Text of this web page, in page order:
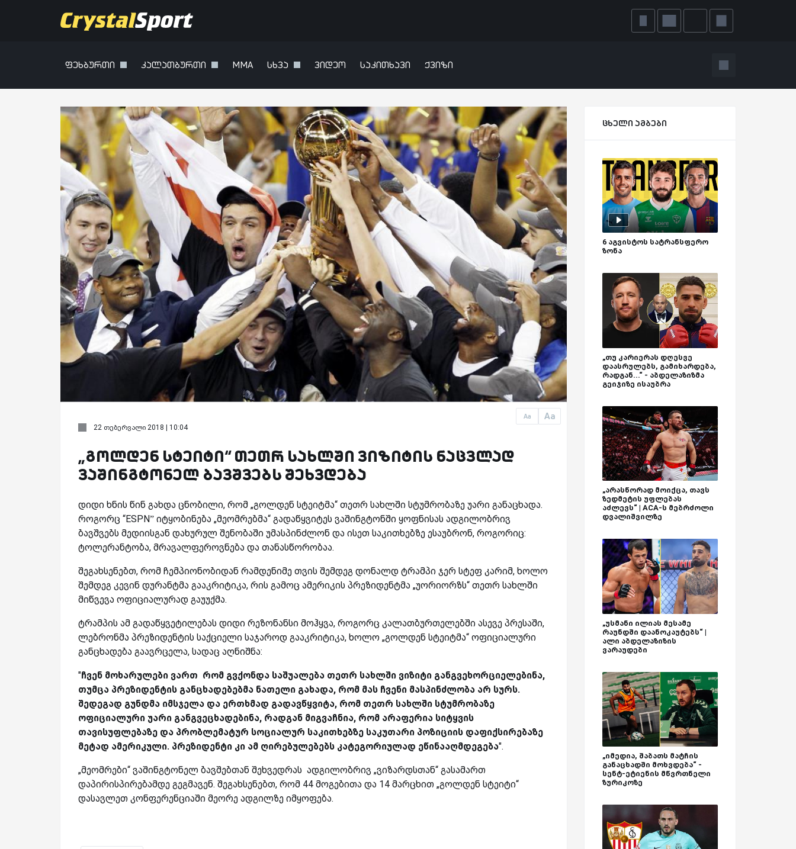
ფეხბურთი კალათბურთი MMA სხვა ვიდეო საკითხავი ქვიზი
Aa Aa
22 თებერვალი 2018 | 10:04
„გოლდენ სტეიტი“ თეთრ სახლში ვიზიტის ნაცვლად
ვაშინგტონელ ბავშვებს შეხვდება
დიდი ხნის წინ გახდა ცნობილი, რომ „გოლდენ სტეიტმა“ თეთრ სახლში სტუმრობაზე უარი განაცხადა.
როგორც “ESPN” იტყობინება „მეომრებმა“ გადაწყვიტეს ვაშინგტონში ყოფნისას ადგილობრივ
ბავშვებს მედიისგან დახურულ შენობაში უმასპინძლონ და ისეთ საკითხებზე ესაუბრონ, როგორიც:
ტოლერანტობა, მრავალფეროვნება და თანასწორობაა.
შეგახსენებთ, რომ ჩემპიონობიდან რამდენიმე თვის შემდეგ დონალდ ტრამპი ჯერ სტეფ კარიმ, ხოლო
შემდეგ კევინ დურანტმა გააკრიტიკა, რის გამოც ამერიკის პრეზიდენტმა „უორიორზს“ თეთრ სახლში
მიწვევა ოფიციალურად გაუუქმა.
ტრამპის ამ გადაწყვეტილებას დიდი რეზონანსი მოჰყვა, როგორც კალათბურთელებში ასევე პრესაში,
ლებრონმა პრეზიდენტის საქციელი საჯაროდ გააკრიტიკა, ხოლო „გოლდენ სტეიტმა“ ოფიციალური
განცხადება გაავრცელა, სადაც აღნიშნა:
"ჩვენ მოხარულები ვართ რომ გვქონდა საშუალება თეთრ სახლში ვიზიტი განგვეხორციელებინა,
თუმცა პრეზიდენტის განცხადებებმა ნათელი გახადა, რომ მას ჩვენი მასპინძლობა არ სურს.
შედეგად გუნდმა იმსჯელა და ერთხმად გადავწყვიტა, რომ თეთრ სახლში სტუმრობაზე
ოფიციალური უარი განგვეცხადებინა, რადგან მიგვაჩნია, რომ არაფერია სიტყვის
თავისუფლებაზე და პრობლემატურ სოციალურ საკითხებზე საკუთარი პოზიციის დაფიქსირებაზე
მეტად ამერიკული. პრეზიდენტი კი ამ ღირებულებებს კატეგორიულად ეწინააღმდეგება".
„მეომრები“ ვაშინგტონელ ბავშებთან შეხვედრას ადგილობრივ „ვიზარდსთან“ გასამართ
დაპირისპირებამდე გეგმავენ. შეგახსენებთ, რომ 44 მოგებითა და 14 მარცხით „გოლდენ სტეიტი“
დასავლეთ კონფერენციაში მეორე ადგილზე იმყოფება.
ცხელი ამბები
6 აგვისტოს სატრანსფერო
ზონა
„თუ კარიერას დღესვე
დაასრულებს, გამიხარდება,
რადგან...“ - აბდელაზიზმა
გეიჯიზე ისაუბრა
„არასწორად მოიქცა, თავს
ზედმეტის უფლებას
აძლევს“ | ACA-ს მებრძოლი
დვალიშვილზე
„უსმანი ილიას მესამე
რაუნდში დაანოკაუტებს“ |
ალი აბდელაზიზის
ვარაუდები
„იმედია, შაბათს მატჩის
განაცხადში მოხვდება“ -
სენტ-ეტიენის მწვრთნელი
ზურიკოზე